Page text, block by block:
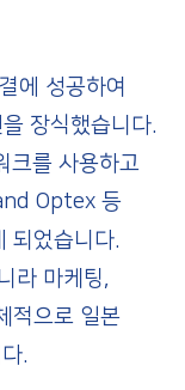
에 성공하여
장식했습니다.
크를 사용하고
Optex 등
되었습니다.
라 마케팅,
적으로 일본
.